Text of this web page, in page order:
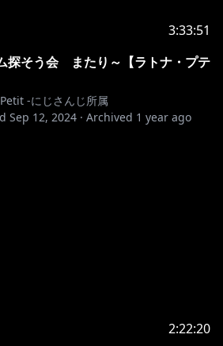
3:33:51
探そう会 またり～【ラトナ・プテ
-にじさんじ所属
Sep 12, 2024 · Archived 1 year ago
2:22:20